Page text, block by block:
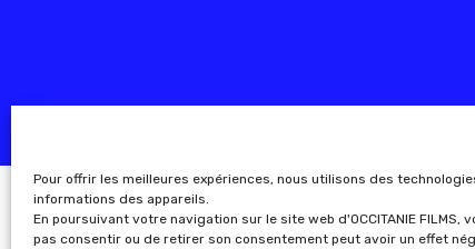
Pour offrir les meilleures expériences, nous utilisons des
informations des appareils.
En poursuivant votre navigation sur le site web d'OCCITANIE
pas consentir ou de retirer son consentement peut avoir un effet